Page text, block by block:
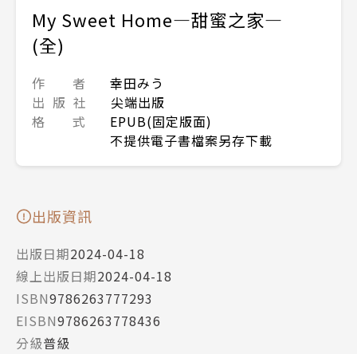
My Sweet Home—甜蜜之家—
(全)
作 者
幸田みう
出 版 社
尖端出版
格 式
EPUB(固定版面)
不提供電子書檔案另存下載
出版資訊
出版日期2024-04-18
線上出版日期2024-04-18
ISBN9786263777293
EISBN9786263778436
分級普級